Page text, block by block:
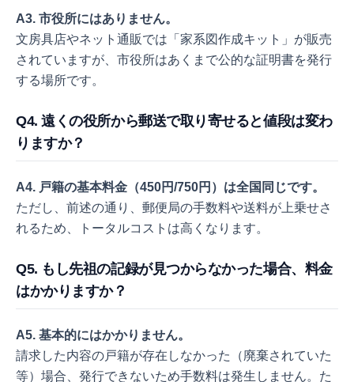
A3. 市役所にはありません。
文房具店やネット通販では「家系図作成キット」が販売
されていますが、市役所はあくまで公的な証明書を発行
する場所です。
Q4. 遠くの役所から郵送で取り寄せると値段は変わ
りますか？
A4. 戸籍の基本料金（450円/750円）は全国同じです。
ただし、前述の通り、郵便局の手数料や送料が上乗せさ
れるため、トータルコストは高くなります。
Q5. もし先祖の記録が見つからなかった場合、料金
はかかりますか？
A5. 基本的にはかかりません。
請求した内容の戸籍が存在しなかった（廃棄されていた
等）場合、発行できないため手数料は発生しません。た